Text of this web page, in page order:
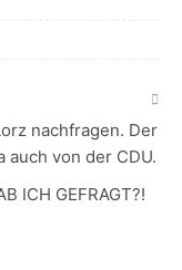
nachfragen. Der
auch von der CDU.
ICH GEFRAGT?!